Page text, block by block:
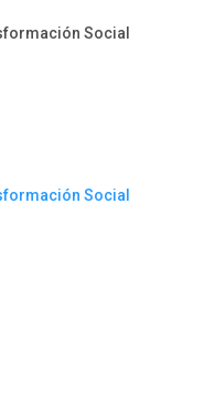
Social
Social